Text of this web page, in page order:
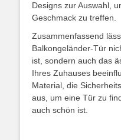
Designs zur Auswahl,
Geschmack zu treffen.
Zusammenfassend
Balkongeländer-Tür
ist, sondern auch das
Ihres Zuhauses
Material, die
aus, um eine Tür zu
auch schön ist.